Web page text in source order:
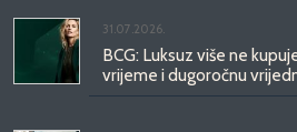
31.07.2026.
BCG: Luksuz više ne
vrijeme i dugoročnu